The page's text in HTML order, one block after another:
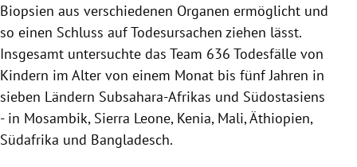
Biopsien aus verschiedenen Organen ermöglicht und
so einen Schluss auf Todesursachen ziehen lässt.
Insgesamt untersuchte das Team 636 Todesfälle von
Kindern im Alter von einem Monat bis fünf Jahren in
sieben Ländern Subsahara-Afrikas und Südostasiens
- in Mosambik, Sierra Leone, Kenia, Mali, Äthiopien,
Südafrika und Bangladesch.